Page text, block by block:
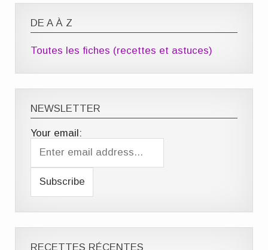
DE A À Z
Toutes les fiches (recettes et astuces)
NEWSLETTER
Your email:
RECETTES RÉCENTES